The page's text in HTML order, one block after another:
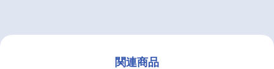
関連商品